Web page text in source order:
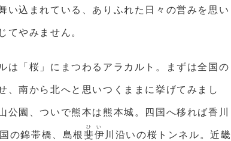
い込まれている、ありふれた日々の営みを思い
てやみません。
は「桜」にまつわるアラカルト。まずは全国の
、南から北へと思いつくままに挙げてみまし
公園、ついで熊本は熊本城。四国へ移れば香川
の錦帯橋、島根斐伊
ひい
川沿いの桜トンネル。近畿